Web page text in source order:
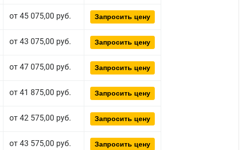
от 45 075,00 руб. Запросить цену
от 43 075,00 руб. Запросить цену
от 47 075,00 руб. Запросить цену
от 41 875,00 руб. Запросить цену
от 42 575,00 руб. Запросить цену
от 43 575,00 руб. Запросить цену